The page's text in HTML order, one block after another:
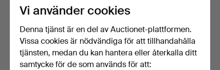
Par vägglampor 'Vognlygter'
i koppar. (2).
DANSK DESIGN.
Vägglampa med svängarm
av mä…
3 dagar
Vi använder cookies
Denna tjänst är en del av Auctionet-plattformen.
Vissa cookies är nödvändiga för att tillhandahålla
tjänsten, medan du kan hantera eller återkalla ditt
samtycke för de som används för att: